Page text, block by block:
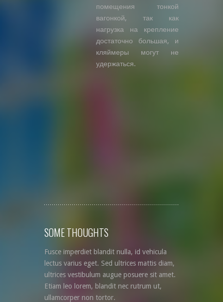
помещения тонкой
вагонкой, так как
нагрузка на крепление
достаточно большая, и
кляймеры могут не
удержаться.
SOME THOUGHTS
Fusce imperdiet blandit nulla, id vehicula
lectus varius eget. Sed ultrices mattis diam,
ultrices vestibulum augue posuere sit amet.
Etiam leo lorem, blandit nec rutrum ut,
ullamcorper non tortor.